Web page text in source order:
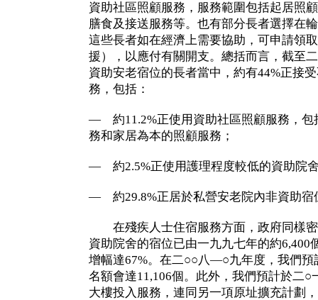
資助社區照顧服務，服務範圍包括起居照
膳食及接送服務等。也有部分長者選擇在
這些長者如在經濟上需要協助，可申請領
援），以應付有關開支。總括而言，截至
資助安老宿位的長者當中，約有44%正接
務，包括：
— 約11.2%正使用資助社區照顧服務，包
務和家居為本的照顧服務；
— 約2.5%正使用護理程度較低的資助院
— 約29.8%正居於私營安老院內非資助宿
在殘疾人士住宿服務方面，政府同樣密
資助院舍的宿位已由一九九七年的約6,400
增幅達67%。在二○○八—○九年度，我們預
名額會達11,106個。此外，我們預計於二○
大樓投入服務，連同另一項原址擴充計劃